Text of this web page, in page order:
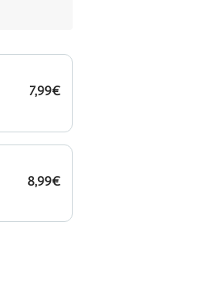
7,99€
8,99€